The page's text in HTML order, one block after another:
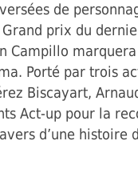
de
prix du
Campillo
Porté par trois
Biscayart,
Act-up pour la
d’une histoire